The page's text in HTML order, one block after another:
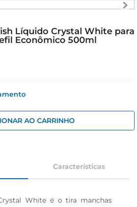
Líquido Crystal White para
Econômico 500ml
AO CARRINHO
Características
White é o tira manchas